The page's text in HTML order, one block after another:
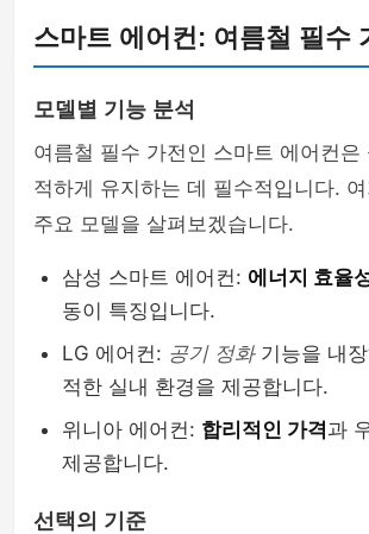
스마트 에어컨: 여름철 필수
모델별 기능 분석
여름철 필수 가전인 스마트 에어컨은
적하게 유지하는 데 필수적입니다.
주요 모델을 살펴보겠습니다.
삼성 스마트 에어컨: 에너지 효율
동이 특징입니다.
LG 에어컨: 공기 정화기능을 내
적한 실내 환경을 제공합니다.
위니아 에어컨: 합리적인 가격과
제공합니다.
선택의 기준